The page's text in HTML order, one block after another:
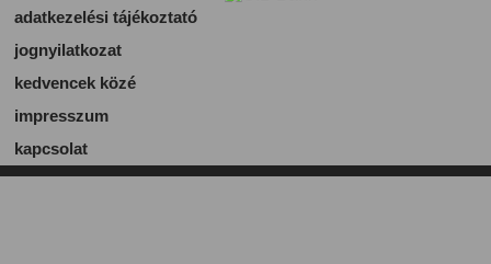
adatkezelési tájékoztató
jognyilatkozat
kedvencek közé
impresszum
kapcsolat